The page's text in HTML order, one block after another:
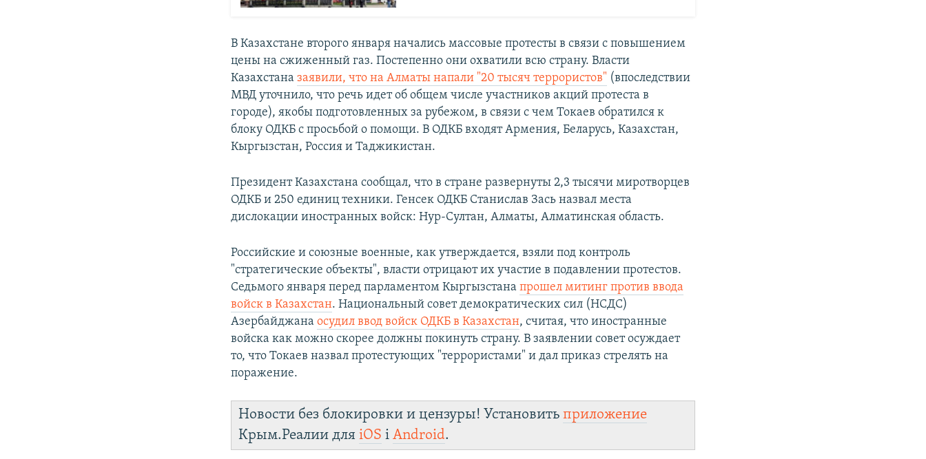
В Казахстане второго января начались массовые протесты в связи с повышением
цены на сжиженный газ. Постепенно они охватили всю страну. Власти
Казахстаназаявили, что на Алматы напали "20 тысяч террористов" (впоследствии
МВД уточнило, что речь идет об общем числе участников акций протеста в
городе), якобы подготовленных за рубежом, в связи с чем Токаев обратился к
блоку ОДКБ с просьбой о помощи. В ОДКБ входят Армения, Беларусь, Казахстан,
Кыргызстан, Россия и Таджикистан.
Президент Казахстана сообщал, что в стране развернуты 2,3 тысячи миротворцев
ОДКБ и 250 единиц техники. Генсек ОДКБ Станислав Зась назвал места
дислокации иностранных войск: Нур-Султан, Алматы, Алматинская область.
Российские и союзные военные, как утверждается, взяли под контроль
"стратегические объекты", власти отрицают их участие в подавлении протестов.
Седьмого января перед парламентом Кыргызстанапрошел митинг против ввода
войск в Казахстан. Национальный совет демократических сил (НСДС)
Азербайджанаосудил ввод войск ОДКБ в Казахстан, считая, что иностранные
войска как можно скорее должны покинуть страну. В заявлении совет осуждает
то, что Токаев назвал протестующих "террористами" и дал приказ стрелять на
поражение.
Новости без блокировки и цензуры! Установитьприложение
Крым.Реалии дляiOS іAndroid.